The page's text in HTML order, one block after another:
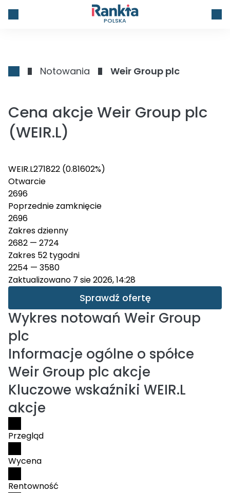
POLSKA
Notowania Weir Group plc
Cena akcje Weir Group plc
(WEIR.L)
WEIR.L271822 (0.81602%)
Otwarcie
2696
Poprzednie zamknięcie
2696
Zakres dzienny
2682 — 2724
Zakres 52 tygodni
2254 — 3580
Zaktualizowano 7 sie 2026, 14:28
Sprawdź ofertę
Wykres notowań Weir Group
plc
Informacje ogólne o spółce
Weir Group plc akcje
Kluczowe wskaźniki WEIR.L
akcje
Przegląd
Wycena
Rentowność